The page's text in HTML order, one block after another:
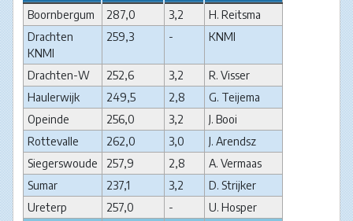
Boornbergum 287,0 3,2
H. Reitsma
Drachten
KNMI
259,3 - KNMI
Drachten-W 252,6 3,2
R. Visser
Haulerwijk
249,5 2,8
G. Teijema
Opeinde
256,0 3,2
J. Booi
Rottevalle
262,0 3,0
J. Arendsz
Siegerswoude
257,9 2,8
A. Vermaas
Sumar
237,1 3,2
D. Strijker
Ureterp
257,0 -
U. Hosper